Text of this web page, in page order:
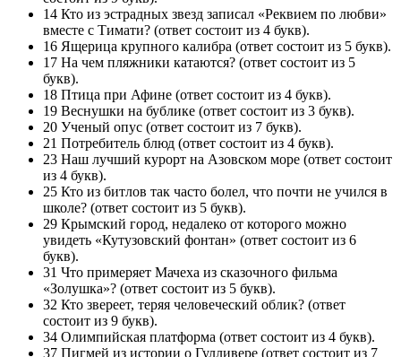
14 Кто из эстрадных звезд записал «Реквием по любви»
вместе с Тимати? (ответ состоит из 4 букв).
16 Ящерица крупного калибра (ответ состоит из 5 букв).
17 На чем пляжники катаются? (ответ состоит из 5
букв).
18 Птица при Афине (ответ состоит из 4 букв).
19 Веснушки на бублике (ответ состоит из 3 букв).
20 Ученый опус (ответ состоит из 7 букв).
21 Потребитель блюд (ответ состоит из 4 букв).
23 Наш лучший курорт на Азовском море (ответ состоит
из 4 букв).
25 Кто из битлов так часто болел, что почти не учился в
школе? (ответ состоит из 5 букв).
29 Крымский город, недалеко от которого можно
увидеть «Кутузовский фонтан» (ответ состоит из 6
букв).
31 Что примеряет Мачеха из сказочного фильма
«Золушка»? (ответ состоит из 5 букв).
32 Кто звереет, теряя человеческий облик? (ответ
состоит из 9 букв).
34 Олимпийская платформа (ответ состоит из 4 букв).
37 Пигмей из истории о Гулливере (ответ состоит из 7